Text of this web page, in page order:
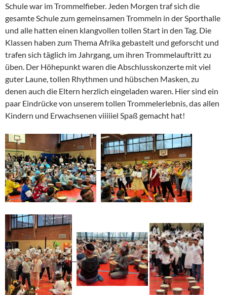
Schule war im Trommelfieber. Jeden Morgen traf sich die
gesamte Schule zum gemeinsamen Trommeln in der Sporthalle
und alle hatten einen klangvollen tollen Start in den Tag. Die
Klassen haben zum Thema Afrika gebastelt und geforscht und
trafen sich täglich im Jahrgang, um ihren Trommelauftritt zu
üben. Der Höhepunkt waren die Abschlusskonzerte mit viel
guter Laune, tollen Rhythmen und hübschen Masken, zu
denen auch die Eltern herzlich eingeladen waren. Hier sind ein
paar Eindrücke von unserem tollen Trommelerlebnis, das allen
Kindern und Erwachsenen viiiiiel Spaß gemacht hat!